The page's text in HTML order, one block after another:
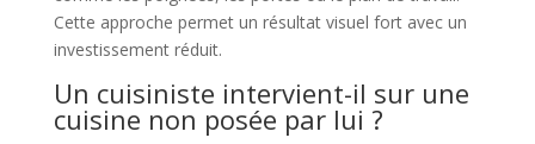
Cette approche permet un résultat visuel fort avec un
investissement réduit.
Un cuisiniste intervient-il sur une
cuisine non posée par lui ?